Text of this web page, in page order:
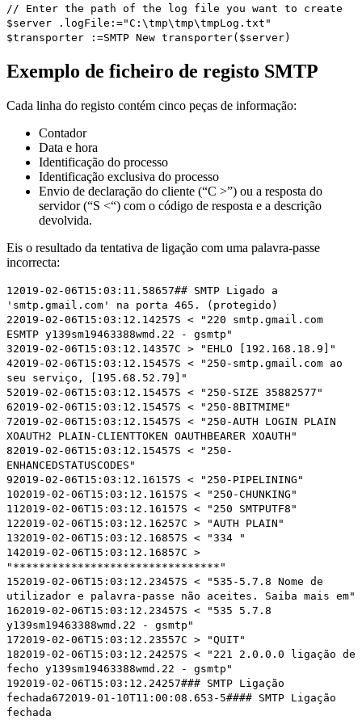
// Enter the path of the log file you want to create
$server . logFile :="C:\tmp\tmp\tmpLog.txt"
$transporter :=SMTP New transporter( $server)
Exemplo de ficheiro de registo SMTP
Cada linha do registo contém cinco peças de informação:
Contador
Data e hora
Identificação do processo
Identificação exclusiva do processo
Envio de declaração do cliente (“C >”) ou a resposta do
servidor (“S <“) com o código de resposta e a descrição
devolvida.
Eis o resultado da tentativa de ligação com uma palavra-passe
incorrecta:
12019-02-06T15:03:11.58657## SMTP Ligado a
'smtp.gmail.com' na porta 465. (protegido)
22019-02-06T15:03:12.14257S < "220 smtp.gmail.com
ESMTP y139sm19463388wmd.22 - gsmtp"
32019-02-06T15:03:12.14357C > "EHLO [192.168.18.9]"
42019-02-06T15:03:12.15457S < "250-smtp.gmail.com ao
seu serviço, [195.68.52.79]"
52019-02-06T15:03:12.15457S < "250-SIZE 35882577"
62019-02-06T15:03:12.15457S < "250-8BITMIME"
72019-02-06T15:03:12.15457S < "250-AUTH LOGIN PLAIN
XOAUTH2 PLAIN-CLIENTTOKEN OAUTHBEARER XOAUTH"
82019-02-06T15:03:12.15457S < "250-
ENHANCEDSTATUSCODES"
92019-02-06T15:03:12.16157S < "250-PIPELINING"
102019-02-06T15:03:12.16157S < "250-CHUNKING"
112019-02-06T15:03:12.16157S < "250 SMTPUTF8"
122019-02-06T15:03:12.16257C > "AUTH PLAIN"
132019-02-06T15:03:12.16857S < "334 "
142019-02-06T15:03:12.16857C >
"********************************"
152019-02-06T15:03:12.23457S < "535-5.7.8 Nome de
utilizador e palavra-passe não aceites. Saiba mais em"
162019-02-06T15:03:12.23457S < "535 5.7.8
y139sm19463388wmd.22 - gsmtp"
172019-02-06T15:03:12.23557C > "QUIT"
182019-02-06T15:03:12.24257S < "221 2.0.0.0 ligação de
fecho y139sm19463388wmd.22 - gsmtp"
192019-02-06T15:03:12.24257### SMTP Ligação
fechada672019-01-10T11:00:08.653-5#### SMTP Ligação
fechada